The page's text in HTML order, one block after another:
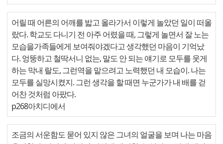
어릴 때 어른의 어깨를 밟고 올라가서 이렇게 놀았던 일이 떠올
랐다. 학교도 다니기 전 아주 어렸을 때, 그렇게 놀면서 잘 노는
모습을가족들에게 보여줘야겠다고 생각했던 마음이 기억났
다. 엉뚱하고 철딱서니 없는, 말도 안 되는 얘기로 모두를 웃게
하는 막내 랄도, 그런역을 맡으려고 노력했던 내 모습이. 나는
모두를 실망시켰지. 그런 생각을 할 때면 누군가가 내 배를 걷
어찬 것처럼 아팠다.
p268아치디에서
조금의 서운함도 묻어 있지 않은 그녀의 얼굴을 보며 나는 마음